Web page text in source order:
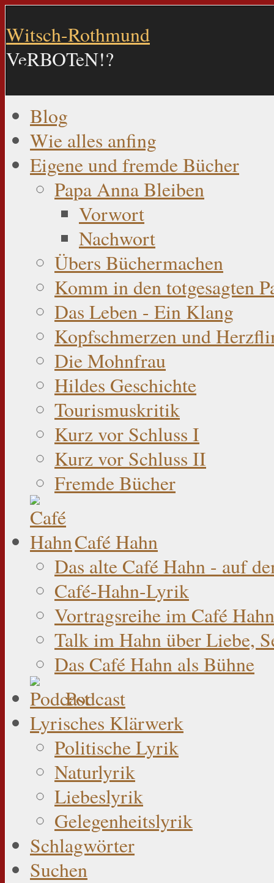
Witsch-Rothmund
VeRBOTeN!?
Blog
Wie alles anfing
Eigene und fremde Bücher
Papa Anna Bleiben
Vorwort
Nachwort
Übers Büchermachen
Komm in den totgesagten
Das Leben - Ein Klang
Kopfschmerzen und
Die Mohnfrau
Hildes Geschichte
Tourismuskritik
Kurz vor Schluss I
Kurz vor Schluss II
Fremde Bücher
Café Hahn
Das alte Café Hahn - auf
Café-Hahn-Lyrik
Vortragsreihe im Café
Talk im Hahn über Liebe,
Das Café Hahn als Bühne
Podcast
Lyrisches Klärwerk
Politische Lyrik
Naturlyrik
Liebeslyrik
Gelegenheitslyrik
Schlagwörter
Suchen